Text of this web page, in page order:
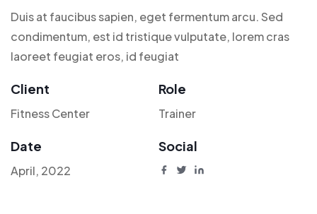
Duis at faucibus sapien, eget fermentum arcu. Sed
condimentum, est id tristique vulputate, lorem cras
laoreet feugiat eros, id feugiat
Client
Fitness Center
Role
Trainer
Date
April, 2022
Social